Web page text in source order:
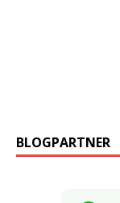
BLOGPARTNER